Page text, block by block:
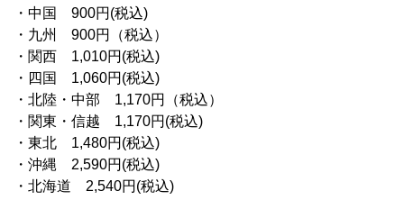
・中国 900円(税込)
・九州 900円（税込）
・関西 1,010円(税込)
・四国 1,060円(税込)
・北陸・中部 1,170円（税込）
・関東・信越 1,170円(税込)
・東北 1,480円(税込)
・沖縄 2,590円(税込)
・北海道 2,540円(税込)